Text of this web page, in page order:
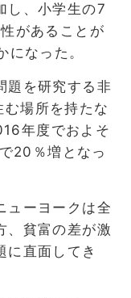
し、小学生の7
があることが
になった。
題を研究する非
む場所を持たな
年度でおよそ
20％増となっ
ューヨークは全
、貧富の差が激
に直面してき